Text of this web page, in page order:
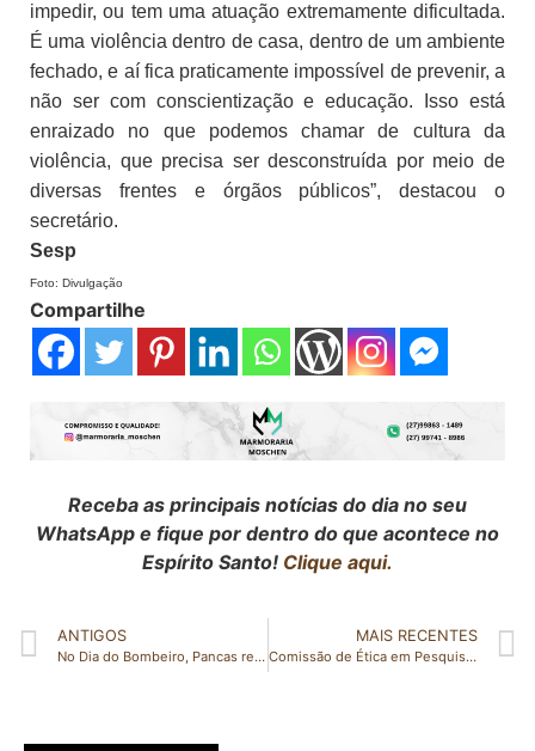
impedir, ou tem uma atuação extremamente dificultada.
É uma violência dentro de casa, dentro de um ambiente
fechado, e aí fica praticamente impossível de prevenir, a
não ser com conscientização e educação. Isso está
enraizado no que podemos chamar de cultura da
violência, que precisa ser desconstruída por meio de
diversas frentes e órgãos públicos”, destacou o
secretário.
Sesp
Foto: Divulgação
Compartilhe
Receba as principais notícias do dia no seu
WhatsApp e fique por dentro do que acontece no
Espírito Santo! Clique aqui.
ANTIGOS
No Dia do Bombeiro, Pancas receberá evento de Simulado de Demonstração Técnica
MAIS RECENTES
Comissão de Ética em Pesquisa aprova início de testes com a ButanVac